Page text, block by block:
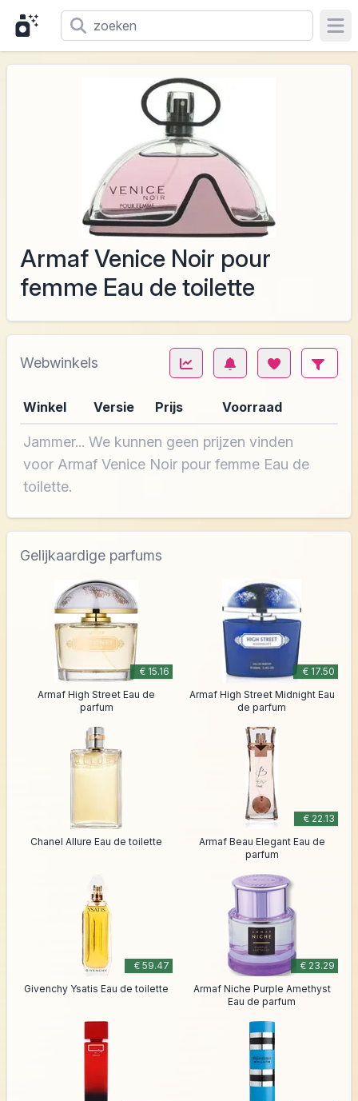
Armaf Venice Noir pour
femme Eau de toilette
Webwinkels
Winkel Versie Prijs Voorraad
Jammer... We kunnen geen prijzen vinden
voor Armaf Venice Noir pour femme Eau de
toilette.
Gelijkaardige parfums
€ 15.16
Armaf High Street Eau de
parfum
€ 17.50
Armaf High Street Midnight Eau
de parfum
Chanel Allure Eau de toilette
€ 22.13
Armaf Beau Elegant Eau de
parfum
€ 59.47
Givenchy Ysatis Eau de toilette
€ 23.29
Armaf Niche Purple Amethyst
Eau de parfum